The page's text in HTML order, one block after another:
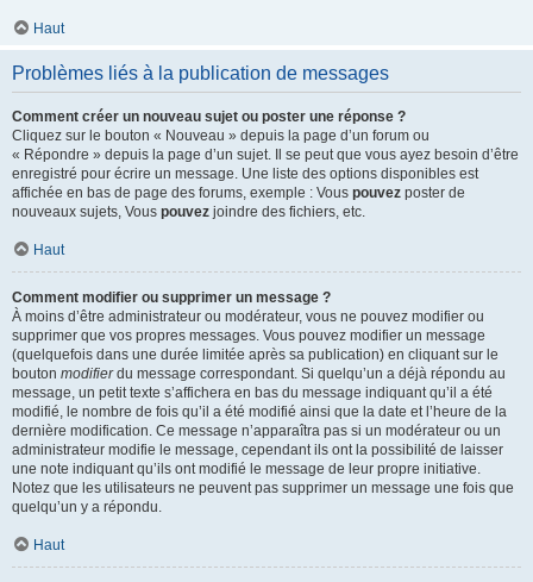
Haut
Problèmes liés à la publication de messages
Comment créer un nouveau sujet ou poster une réponse ?
Cliquez sur le bouton « Nouveau » depuis la page d’un forum ou
« Répondre » depuis la page d’un sujet. Il se peut que vous ayez besoin d’être
enregistré pour écrire un message. Une liste des options disponibles est
affichée en bas de page des forums, exemple : Vous pouvez poster de
nouveaux sujets, Vous pouvez joindre des fichiers, etc.
Haut
Comment modifier ou supprimer un message ?
À moins d’être administrateur ou modérateur, vous ne pouvez modifier ou
supprimer que vos propres messages. Vous pouvez modifier un message
(quelquefois dans une durée limitée après sa publication) en cliquant sur le
bouton modifierdu message correspondant. Si quelqu’un a déjà répondu au
message, un petit texte s’affichera en bas du message indiquant qu’il a été
modifié, le nombre de fois qu’il a été modifié ainsi que la date et l’heure de la
dernière modification. Ce message n’apparaîtra pas si un modérateur ou un
administrateur modifie le message, cependant ils ont la possibilité de laisser
une note indiquant qu’ils ont modifié le message de leur propre initiative.
Notez que les utilisateurs ne peuvent pas supprimer un message une fois que
quelqu’un y a répondu.
Haut